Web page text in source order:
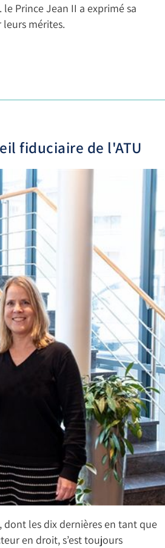
Prince Jean II a exprimé sa
leurs mérites.
fiduciaire de l'ATU
dont les dix dernières en tant que
en droit, s’est toujours